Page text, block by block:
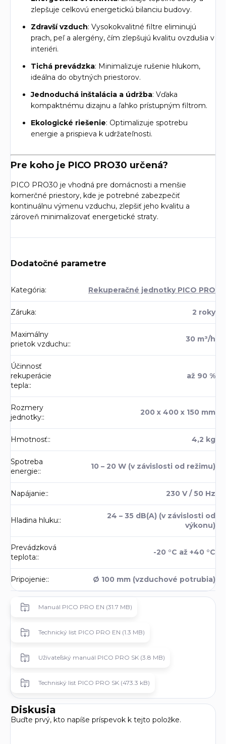
zlepšuje celkovú energetickú bilanciu budovy.
Zdravší vzduch: Vysokokvalitné filtre eliminujú
prach, peľ a alergény, čím zlepšujú kvalitu ovzdušia v
interiéri.
Tichá prevádzka: Minimalizuje rušenie hlukom,
ideálna do obytných priestorov.
Jednoduchá inštalácia a údržba: Vďaka
kompaktnému dizajnu a ľahko prístupným filtrom.
Ekologické riešenie: Optimalizuje spotrebu
energie a prispieva k udržateľnosti.
Pre koho je PICO PRO30 určená?
PICO PRO30 je vhodná pre domácnosti a menšie
komerčné priestory, kde je potrebné zabezpečiť
kontinuálnu výmenu vzduchu, zlepšiť jeho kvalitu a
zároveň minimalizovať energetické straty.
Dodatočné parametre
Kategória: Rekuperačné jednotky PICO PRO
Záruka: 2 roky
Maximálny
prietok vzduchu::
30 m³/h
Účinnosť
rekuperácie
tepla::
až 90 %
Rozmery
jednotky::
200 x 400 x 150 mm
Hmotnosť:: 4,2 kg
Spotreba
energie::
10 – 20 W (v závislosti od režimu)
Napájanie:: 230 V / 50 Hz
Hladina hluku::
24 – 35 dB(A) (v závislosti od
výkonu)
Prevádzková
teplota::
-20 °C až +40 °C
Pripojenie:: Ø 100 mm (vzduchové potrubia)
Manuál PICO PRO EN (31.7 MB)
Technický list PICO PRO EN (1.3 MB)
Užívateľský manuál PICO PRO SK (3.8 MB)
Techniský list PICO PRO SK (473.3 kB)
Diskusia
Buďte prvý, kto napíše príspevok k tejto položke.